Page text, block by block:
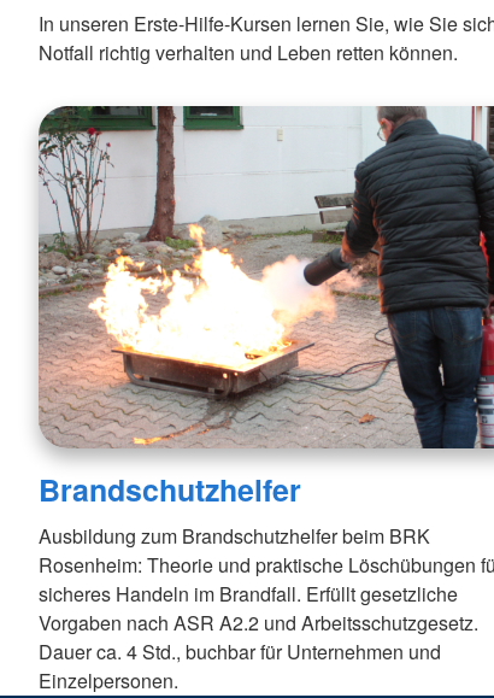
In unseren Erste-Hilfe-Kursen lernen Sie, wie Sie
Notfall richtig verhalten und Leben retten können.
Brandschutzhelfer
Ausbildung zum Brandschutzhelfer beim BRK
Rosenheim: Theorie und praktische Löschübungen
sicheres Handeln im Brandfall. Erfüllt gesetzliche
Vorgaben nach ASR A2.2 und Arbeitsschutzgesetz.
Dauer ca. 4 Std., buchbar für Unternehmen und
Einzelpersonen.